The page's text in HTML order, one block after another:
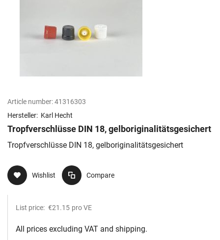
Article number:41316303
Hersteller: Karl Hecht
Tropfverschlüsse DIN 18, gelboriginalitätsgesichert
Tropfverschlüsse DIN 18, gelboriginalitätsgesichert
Wishlist Compare
List price: €21.15 pro VE
All prices excluding VAT and shipping.